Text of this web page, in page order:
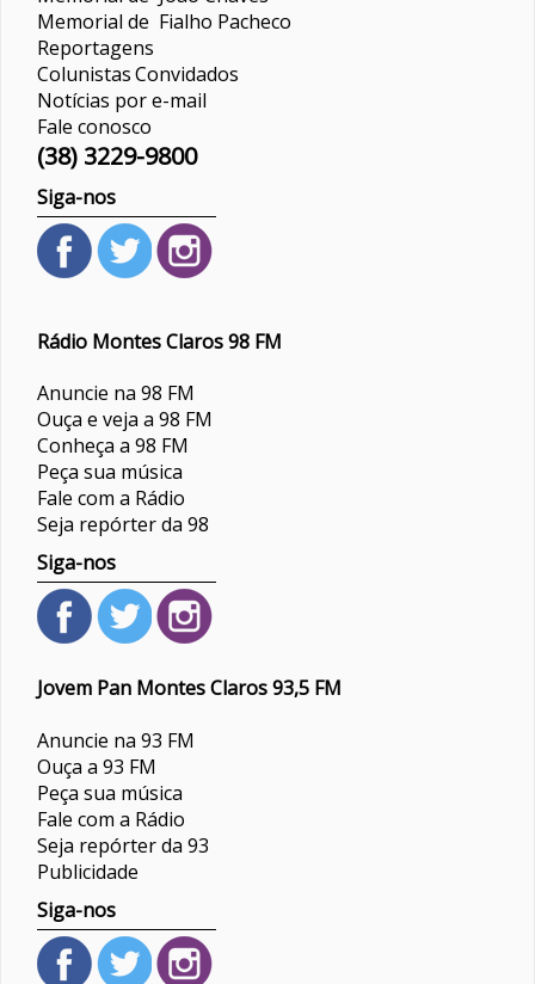
Memorial de Fialho Pacheco
Reportagens
ColunistasConvidados
Notícias por e-mail
Fale conosco
(38) 3229-9800
Siga-nos
Rádio Montes Claros 98 FM
Anuncie na 98 FM
Ouça e veja a 98 FM
Conheça a 98 FM
Peça sua música
Fale com a Rádio
Seja repórter da 98
Siga-nos
Jovem Pan Montes Claros 93,5 FM
Anuncie na 93 FM
Ouça a 93 FM
Peça sua música
Fale com a Rádio
Seja repórter da 93
Publicidade
Siga-nos